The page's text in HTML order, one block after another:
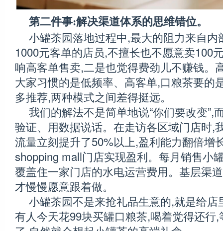
第二件事:解决渠道体系的思维错位。
小罐茶园落地过程中,最大的阻力来自内
1000元客单的店员,不擅长也不愿意卖100
响高客单售卖,二是也觉得费劲儿不赚钱。
大家习惯的是低频率、高客单,口粮茶要的
多推荐,两种模式之间差得挺远。
我们的解法不是简单地说“你们要改变”,
验证、用数据说话。在走访各区域门店时,
流量立刻提升了50%以上,盈利能力翻倍增
shopping mall门店实现盈利。每月销售小
覆盖住一家门店的水电运营费用。基层渠
才慢慢愿意跟着做。
小罐茶园不是来抢礼品生意的,就是给店
有人今天花99块买罐口粮茶,喝着觉得还行